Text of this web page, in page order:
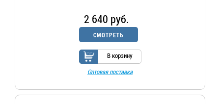
2 640 руб.
СМОТРЕТЬ
В корзину
Оптовая поставка